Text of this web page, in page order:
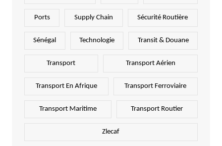
Ports Supply Chain Sécurité Routière
Sénégal Technologie Transit & Douane
Transport Transport Aérien
Transport En Afrique Transport Ferroviaire
Transport Maritime Transport Routier
Zlecaf